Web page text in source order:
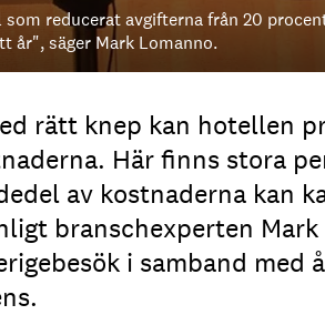
reducerat avgifterna från 20
år", säger Mark Lomanno.
rätt knep kan hotellen
Här finns stora
av kostnaderna kan
branschexperten Mark
i samband med